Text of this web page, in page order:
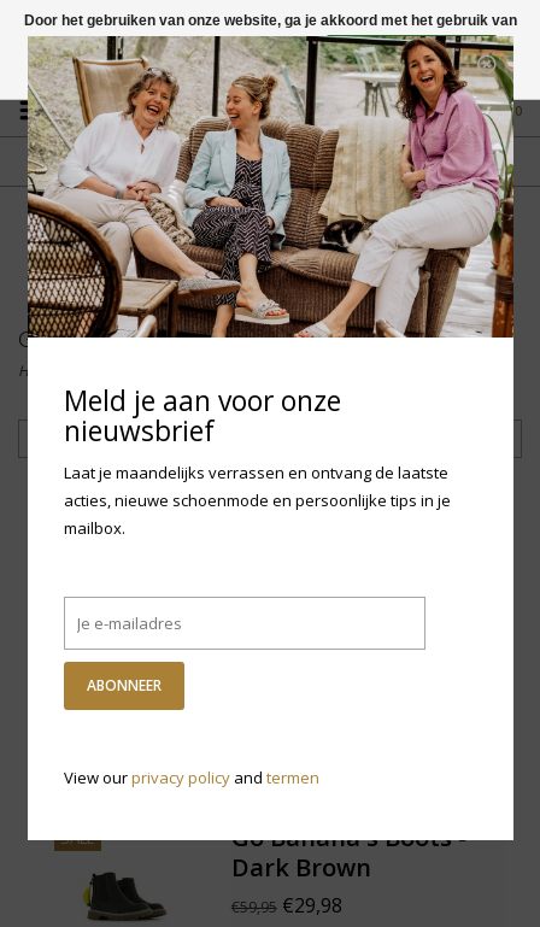
Vragen? App naar +31 58 250 1503
0
GRATIS VERZENDING NL
Vanaf € 75,-
FYSIEKE WINKEL
in Mantgum (frl)
fdad
Go Banana's
Home
Filteren
Shark - Blue Grey
€59,95€29,98
SALE
Go Banana's Boots -
Dark Brown
€59,95€29,98
Door het gebruiken van onze website, ga je akkoord met het gebruik van
cookies om onze website te verbeteren.
Dit bericht verbergen
Meer over cookies »
Meld je aan voor onze
nieuwsbrief
Laat je maandelijks verrassen en ontvang de laatste
acties, nieuwe schoenmode en persoonlijke tips in je
mailbox.
ABONNEER
View ourprivacy policyand termen